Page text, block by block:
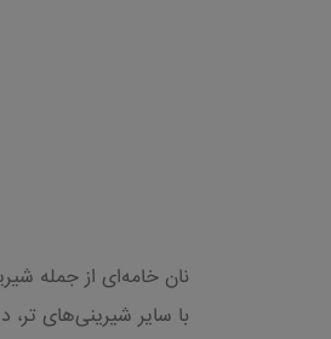
نان خامه‌‌ای از جمله
با سایر شیرینی‌های تر،